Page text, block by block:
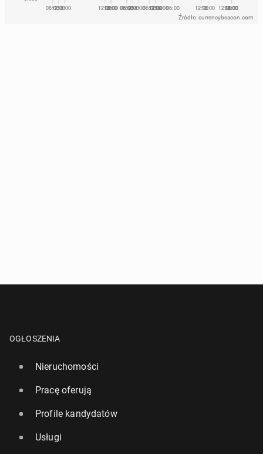
Źródło: currencybeacon.com
OGŁOSZENIA
Nieruchomości
Pracę oferują
Profile kandydatów
Usługi